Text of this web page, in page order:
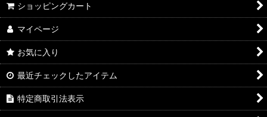
ショッピングカート
マイページ
お気に入り
最近チェックしたアイテム
特定商取引法表示